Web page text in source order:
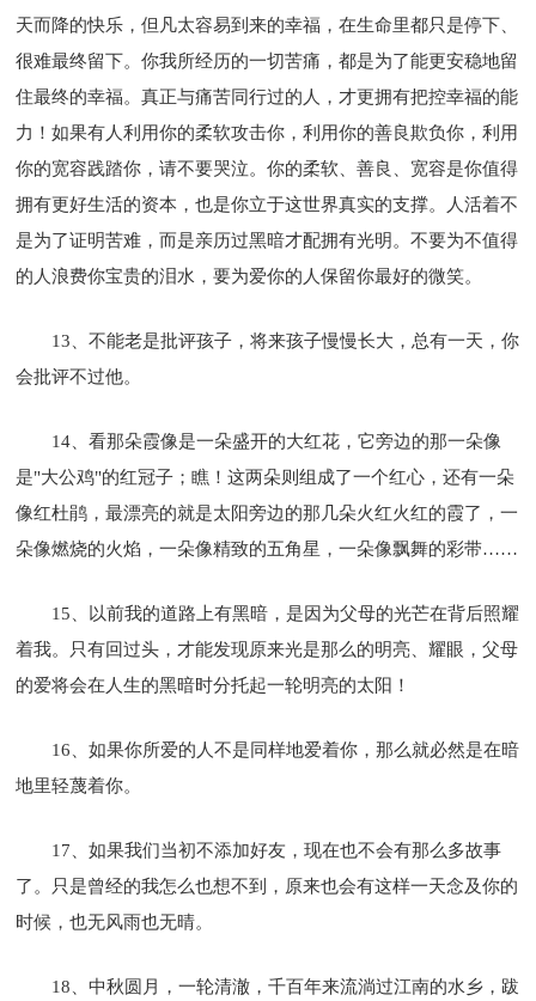
天而降的快乐，但凡太容易到来的幸福，在生命里都只是停下、
很难最终留下。你我所经历的一切苦痛，都是为了能更安稳地留
住最终的幸福。真正与痛苦同行过的人，才更拥有把控幸福的能
力！如果有人利用你的柔软攻击你，利用你的善良欺负你，利用
你的宽容践踏你，请不要哭泣。你的柔软、善良、宽容是你值得
拥有更好生活的资本，也是你立于这世界真实的支撑。人活着不
是为了证明苦难，而是亲历过黑暗才配拥有光明。不要为不值得
的人浪费你宝贵的泪水，要为爱你的人保留你最好的微笑。
13、不能老是批评孩子，将来孩子慢慢长大，总有一天，你
会批评不过他。
14、看那朵霞像是一朵盛开的大红花，它旁边的那一朵像
是"大公鸡"的红冠子；瞧！这两朵则组成了一个红心，还有一朵
像红杜鹃，最漂亮的就是太阳旁边的那几朵火红火红的霞了，一
朵像燃烧的火焰，一朵像精致的五角星，一朵像飘舞的彩带……
15、以前我的道路上有黑暗，是因为父母的光芒在背后照耀
着我。只有回过头，才能发现原来光是那么的明亮、耀眼，父母
的爱将会在人生的黑暗时分托起一轮明亮的太阳！
16、如果你所爱的人不是同样地爱着你，那么就必然是在暗
地里轻蔑着你。
17、如果我们当初不添加好友，现在也不会有那么多故事
了。只是曾经的我怎么也想不到，原来也会有这样一天念及你的
时候，也无风雨也无晴。
18、中秋圆月，一轮清澈，千百年来流淌过江南的水乡，跋